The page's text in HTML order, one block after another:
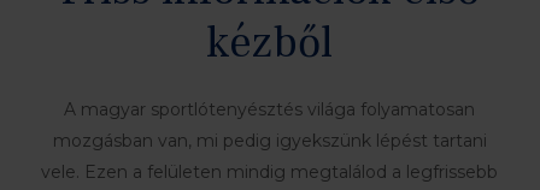
kézből
A magyar sportlótenyésztés világa folyamatosan
mozgásban van, mi pedig igyekszünk lépést tartani
vele. Ezen a felületen mindig megtalálod a legfrissebb